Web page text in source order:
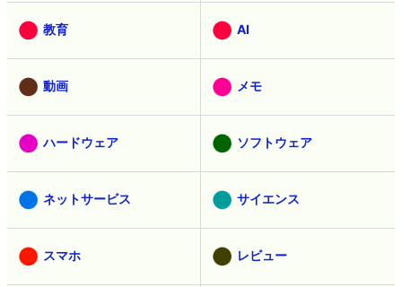
教育 AI
動画 メモ
ハードウェア ソフトウェア
ネットサービス サイエンス
スマホ レビュー